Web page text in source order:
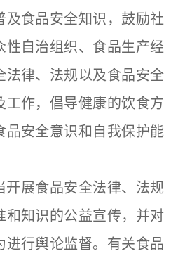
及食品安全知识，鼓励社
性自治组织、食品生产经
法律、法规以及食品安全
工作，倡导健康的饮食方
品安全意识和自我保护能
展食品安全法律、法规
和知识的公益宣传，并对
进行舆论监督。有关食品